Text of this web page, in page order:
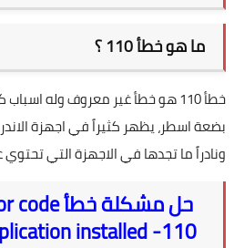
ما هو خطأ 110 ؟
خطأ 110 هو خطأ غير معروف وله
بضعة اسطر، يظهر كثيراً في اجهزة
ونادراً ما تجدها في الاجهزة التي
حل مشكلة خطأcode